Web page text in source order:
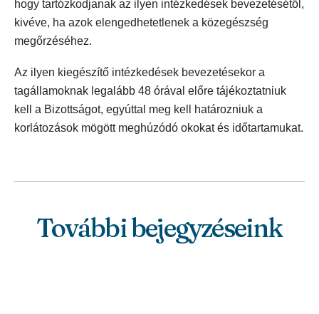
hogy tartózkodjanak az ilyen intézkedések bevezetésétől,
kivéve, ha azok elengedhetetlenek a közegészség
megőrzéséhez.
Az ilyen kiegészítő intézkedések bevezetésekor a
tagállamoknak legalább 48 órával előre tájékoztatniuk
kell a Bizottságot, egyúttal meg kell határozniuk a
korlátozások mögött meghúzódó okokat és időtartamukat.
További bejegyzéseink